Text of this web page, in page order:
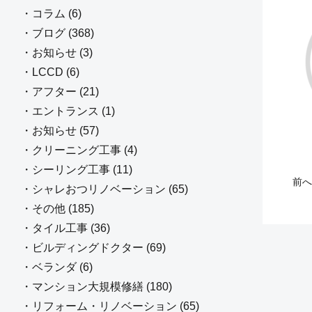
前へ
・コラム (6)
・ブログ (368)
・お知らせ (3)
・LCCD (6)
・アフター (21)
・エントランス (1)
・お知らせ (57)
・クリーニング工事 (4)
・シーリング工事 (11)
・シャレおつリノベーション (65)
・その他 (185)
・タイル工事 (36)
・ビルディングドクター (69)
・ベランダ (6)
・マンション大規模修繕 (180)
・リフォーム・リノベーション (65)